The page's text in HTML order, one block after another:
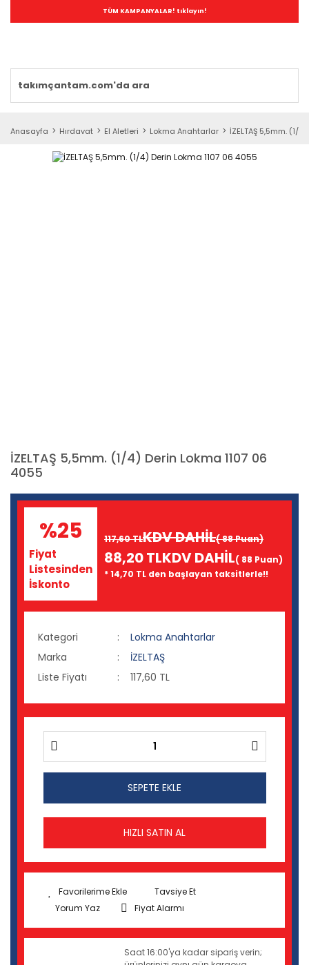
TÜM KAMPANYALAR! tıklayın!
Anasayfa Hırdavat El Aletleri Lokma Anahtarlar İZELTAŞ 5,5mm. (1/
İZELTAŞ 5,5mm. (1/4) Derin Lokma 1107 06
4055
%25
Fiyat
Listesinden
İskonto
117,60 TLKDV DAHİL( 88 Puan)
88,20 TLKDV DAHİL( 88 Puan)
* 14,70 TL den başlayan taksitlerle!!
Kategori
Lokma Anahtarlar
Marka
İZELTAŞ
Liste Fiyatı
117,60 TL
SEPETE EKLE
HIZLI SATIN AL
Tavsiye Et
Yorum Yaz
Fiyat Alarmı
Saat 16:00'ya kadar sipariş verin;